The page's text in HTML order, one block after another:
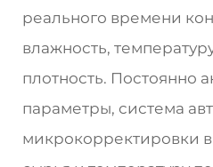
реального времени
влажность,
плотность. Постоянно
параметры, система
микрокорректировки